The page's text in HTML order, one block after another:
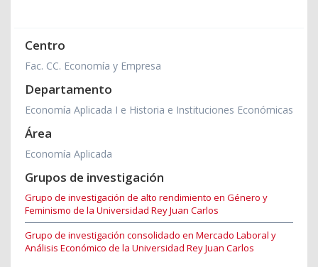
Centro
Fac. CC. Economía y Empresa
Departamento
Economía Aplicada I e Historia e Instituciones Económicas
Área
Economía Aplicada
Grupos de investigación
Grupo de investigación de alto rendimiento en Género y
Feminismo de la Universidad Rey Juan Carlos
Grupo de investigación consolidado en Mercado Laboral y
Análisis Económico de la Universidad Rey Juan Carlos